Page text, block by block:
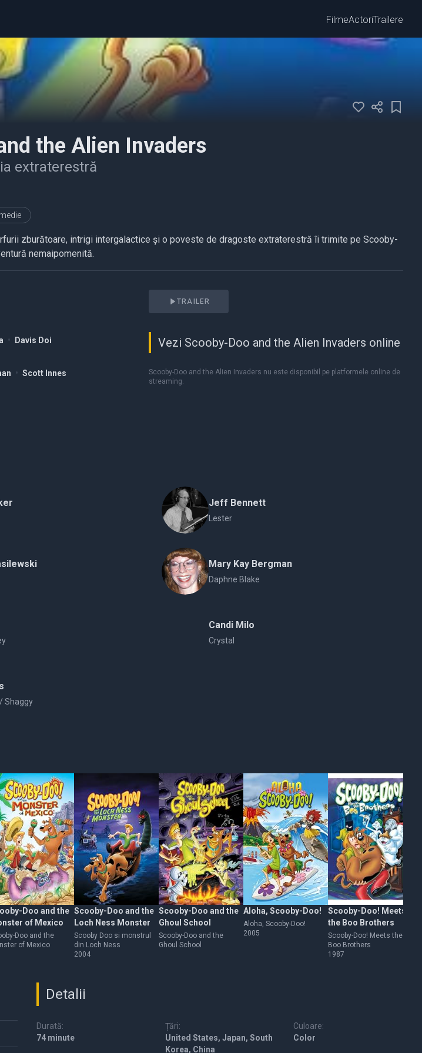
FilmeActoriTrailere
the Alien Invaders
extraterestră
zburătoare, intrigi intergalactice și o poveste de dragoste extraterestră îi trimite pe Scooby-
nemaipomenită.
• Davis Doi
• Scott Innes
TRAILER
Vezi Scooby-Doo and the Alien Invaders online
Scooby-Doo and the Alien Invaders nu este disponibil pe platformele online de
streaming.
Jeff Bennett
Lester
Mary Kay Bergman
Daphne Blake
Candi Milo
Crystal
Shaggy
Doo and the
of Mexico
Doo and the
of Mexico
Scooby-Doo and the
Loch Ness Monster
Scooby Doo si monstrul
din Loch Ness
2004
Scooby-Doo and the
Ghoul School
Scooby-Doo and the
Ghoul School
Aloha, Scooby-Doo!
Aloha, Scooby-Doo!
2005
Scooby-Doo! Meets
the Boo Brothers
Scooby-Doo! Meets the
Boo Brothers
1987
Detalii
Durată:
74 minute
Țări:
United States, Japan, South
Korea, China
Culoare:
Color